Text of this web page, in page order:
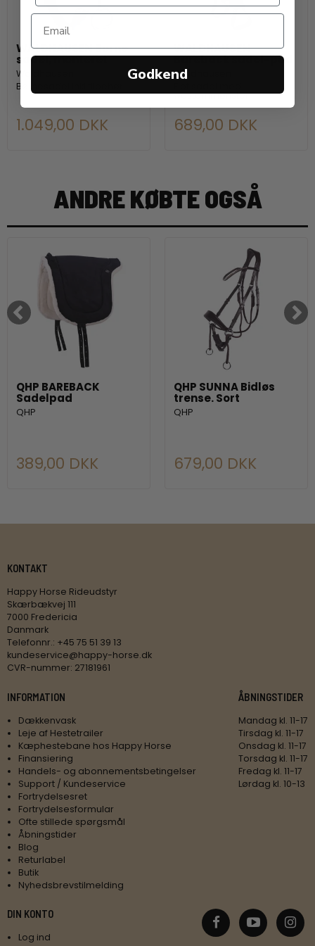
WALDHAUSEN Børne
sadel, monteret
Waldhausen
Børnesadel inkl tilbehør
1.049,00 DKK
WALDHAUSEN
Bareback sadel-pad
Waldhausen
westernmønster
689,00 DKK
ANDRE KØBTE OGSÅ
QHP BAREBACK
Sadelpad
QHP
389,00 DKK
QHP SUNNA Bidløs
trense. Sort
QHP
679,00 DKK
KONTAKT
Happy Horse Rideudstyr
Skærbækvej 111
7000 Fredericia
Danmark
Telefonnr.: +45 75 51 39 13
kundeservice@happy-horse.dk
CVR-nummer: 27181961
INFORMATION
Dækkenvask
Leje af Hestetrailer
Kæphestebane hos Happy Horse
Finansiering
Handels- og abonnementsbetingelser
Support / Kundeservice
Fortrydelsesret
Fortrydelsesformular
Ofte stillede spørgsmål
Åbningstider
Blog
Returlabel
Butik
Nyhedsbrevstilmelding
ÅBNINGSTIDER
Mandag kl. 11-17
Tirsdag kl. 11-17
Onsdag kl. 11-17
Torsdag kl. 11-17
Fredag kl. 11-17
Lørdag kl. 10-13
DIN KONTO
Log ind
Godkend